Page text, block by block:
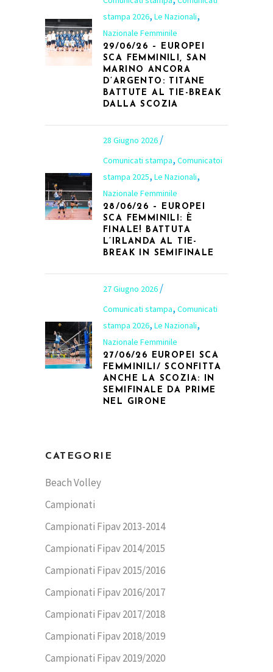
stampa 2026, Le Nazionali,
Nazionale Femminile
29/06/26 – EUROPEI
SCA FEMMINILI, SAN
MARINO ANCORA
D’ARGENTO: TITANE
BATTUTE AL TIE-BREAK
DALLA SCOZIA
28 Giugno 2026
Comunicati stampa, Comunicatoi
stampa 2025, Le Nazionali,
Nazionale Femminile
28/06/26 – EUROPEI
SCA FEMMINILI: È
FINALE! BATTUTA
L’IRLANDA AL TIE-
BREAK IN SEMIFINALE
27 Giugno 2026
Comunicati stampa, Comunicati
stampa 2026, Le Nazionali,
Nazionale Femminile
27/06/26 EUROPEI SCA
FEMMINILI/ SCONFITTA
ANCHE LA SCOZIA: IN
SEMIFINALE DA PRIME
NEL GIRONE
CATEGORIE
Beach Volley
Campionati
Campionati Fipav 2013-2014
Campionati Fipav 2014/2015
Campionati Fipav 2015/2016
Campionati Fipav 2016/2017
Campionati Fipav 2017/2018
Campionati Fipav 2018/2019
Campionati Fipav 2019/2020